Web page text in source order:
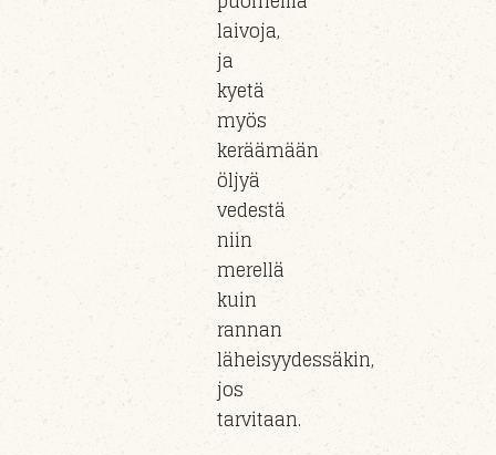
laivoja,
ja
kyetä
myös
keräämään
öljyä
vedestä
niin
merellä
kuin
rannan
läheisyydessäkin,
jos
tarvitaan.